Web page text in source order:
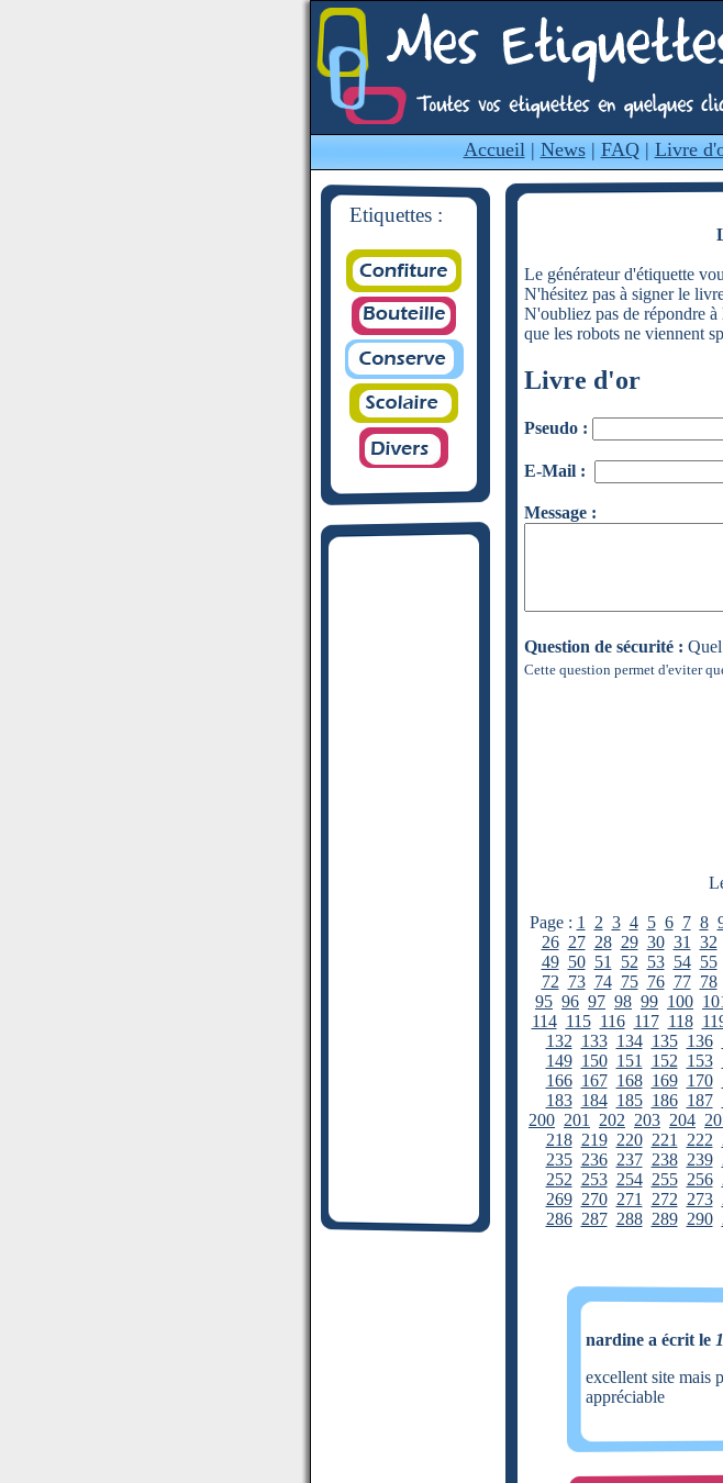
Accueil| News| FAQ| Livre
Etiquettes :
Le générateur d'étiquette
N'hésitez pas à signer le
N'oubliez pas de répondre
que les robots ne viennent
Livre d'or
Pseudo :
E-Mail :
Message :
Question de sécurité :
Cette question permet d'eviter
Page : 1 2 3 4 5 6 7 8
26 27 28 29 30 31 32
49 50 51 52 53 54 55
72 73 74 75 76 77 78
95 96 97 98 99 100
114 115 116 117 118
132 133 134 135 136
149 150 151 152 153
166 167 168 169 170
183 184 185 186 187
200 201 202 203 204
218 219 220 221 222
235 236 237 238 239
252 253 254 255 256
269 270 271 272 273
286 287 288 289 290
nardine a écrit le
excellent site mais
appréciable